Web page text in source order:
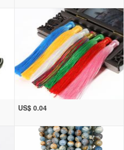
US$ 0.04